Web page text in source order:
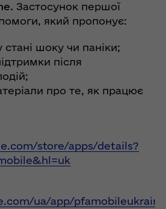
Застосунок першої
який пропонує:
стані шоку чи паніки;
після
про те, як працює
store/apps/details?
ua/app/pfamobileukraine/